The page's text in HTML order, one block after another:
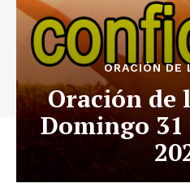
ORACIÓN DE
Oración de
Domingo 31